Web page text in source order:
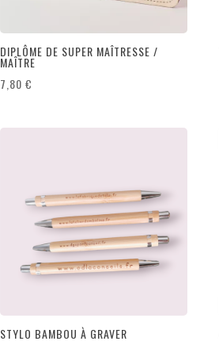
DIPLÔME DE SUPER MAÎTRESSE /
MAÎTRE
7,80€
STYLO BAMBOU À GRAVER